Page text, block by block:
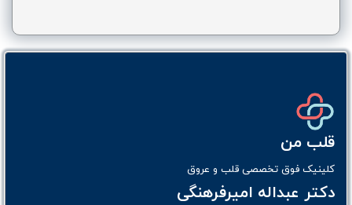
قلب من
کلینیک فوق تخصصی قلب و عروق
دکتر عبداله امیرفرهنگی